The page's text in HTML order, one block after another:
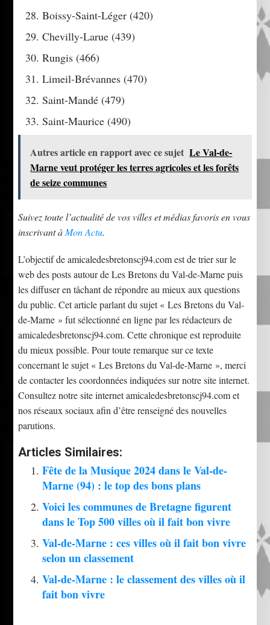
Boissy-Saint-Léger (420)
Chevilly-Larue (439)
Rungis (466)
Limeil-Brévannes (470)
Saint-Mandé (479)
Saint-Maurice (490)
Autres article en rapport avec ce sujet Le Val-de-
Marne veut protéger les terres agricoles et les forêts
de seize communes
Suivez toute l’actualité de vos villes et médias favoris en vous
inscrivant àMon Actu.
L’objectif de amicaledesbretonscj94.com est de trier sur le
web des posts autour de Les Bretons du Val-de-Marne puis
les diffuser en tâchant de répondre au mieux aux questions
du public. Cet article parlant du sujet « Les Bretons du Val-
de-Marne » fut sélectionné en ligne par les rédacteurs de
amicaledesbretonscj94.com. Cette chronique est reproduite
du mieux possible. Pour toute remarque sur ce texte
concernant le sujet « Les Bretons du Val-de-Marne », merci
de contacter les coordonnées indiquées sur notre site internet.
Consultez notre site internet amicaledesbretonscj94.com et
nos réseaux sociaux afin d’être renseigné des nouvelles
parutions.
Articles Similaires:
Fête de la Musique 2024 dans le Val-de-
Marne (94) : le top des bons plans
Voici les communes de Bretagne figurent
dans le Top 500 villes où il fait bon vivre
Val-de-Marne : ces villes où il fait bon vivre
selon un classement
Val-de-Marne : le classement des villes où il
fait bon vivre